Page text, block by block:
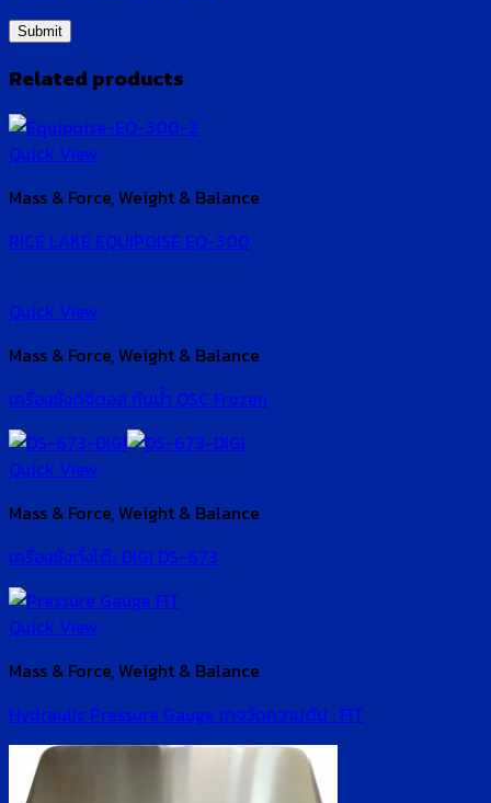
Related products
Quick View
Mass & Force, Weight & Balance
RICE LAKE EQUIPOISE EQ-300
Quick View
Mass & Force, Weight & Balance
เครื่องชั่งดิจิตอล กันน้ำ QSC Frozen
Quick View
Mass & Force, Weight & Balance
เครื่องชั่งตั้งโต๊ะ DIGI DS-673
Quick View
Mass & Force, Weight & Balance
Hydraulic Pressure Gauge เกจวัดความดัน : FIT